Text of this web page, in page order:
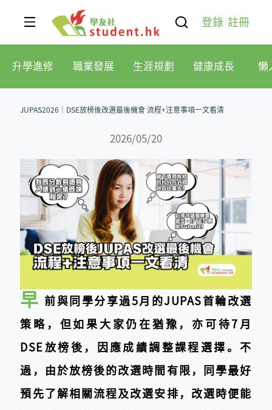
登錄 註冊
升學進修 職業發展 生涯規劃 健康成長 懶
JUPAS2026｜DSE放榜後改選最後機會 流程+注意事項一文看清
2026/05/20
早 前與同學分享過5月的JUPAS首輪改選
策略，但如果大家仍在猶豫，亦可待7月
DSE放榜後，因應成績調整課程選擇。不
過，由於放榜後的改選時間有限，同學最好
預先了解相關流程及改選安排，改選時便能